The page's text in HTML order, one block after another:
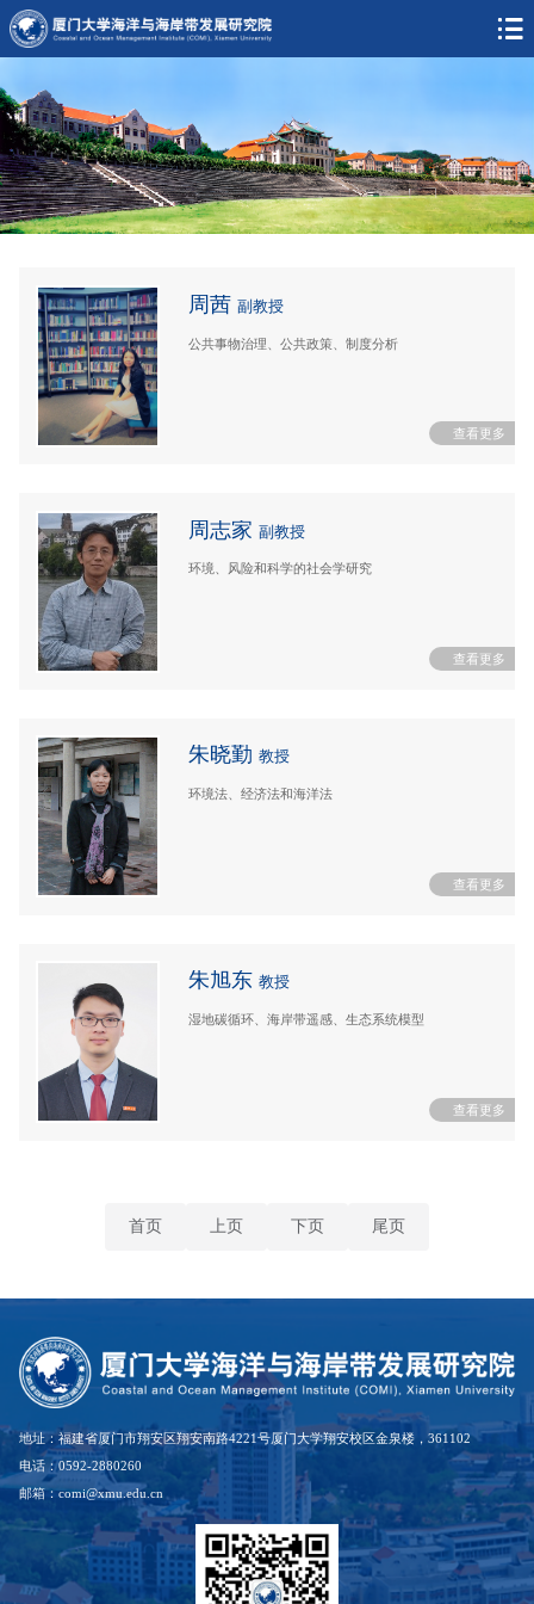
周茜副教授
公共事物治理、公共政策、制度分析
周志家副教授
环境、风险和科学的社会学研究
朱晓勤教授
环境法、经济法和海洋法
朱旭东教授
湿地碳循环、海岸带遥感、生态系统模型
首页 上页 下页 尾页
地址：福建省厦门市翔安区翔安南路4221号厦门大学翔安校区金泉楼，361102
电话：0592-2880260
邮箱：comi@xmu.edu.cn